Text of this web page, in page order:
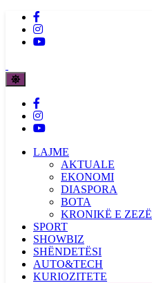
LAJME
AKTUALE
EKONOMI
DIASPORA
BOTA
KRONIKË E ZEZË
SPORT
SHOWBIZ
SHËNDETËSI
AUTO&TECH
KURIOZITETE